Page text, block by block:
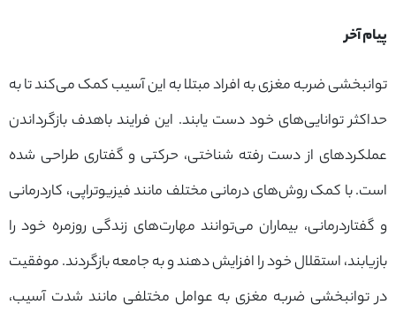
پیام آخر
توانبخشی ضربه مغزی به افراد مبتلا به این آسیب کمک می‌کند تا به
حداکثر توانایی‌های خود دست یابند. این فرایند باهدف بازگرداندن
عملکردهای از دست رفته‌ شناختی، حرکتی و گفتاری طراحی شده
است. با کمک روش‌های درمانی مختلف مانند فیزیوتراپی، کاردرمانی
و گفتاردرمانی، بیماران می‌توانند مهارت‌های زندگی روزمره خود را
بازیابند، استقلال خود را افزایش دهند و به جامعه بازگردند. موفقیت
در توانبخشی ضربه مغزی به عوامل مختلفی مانند شدت آسیب،